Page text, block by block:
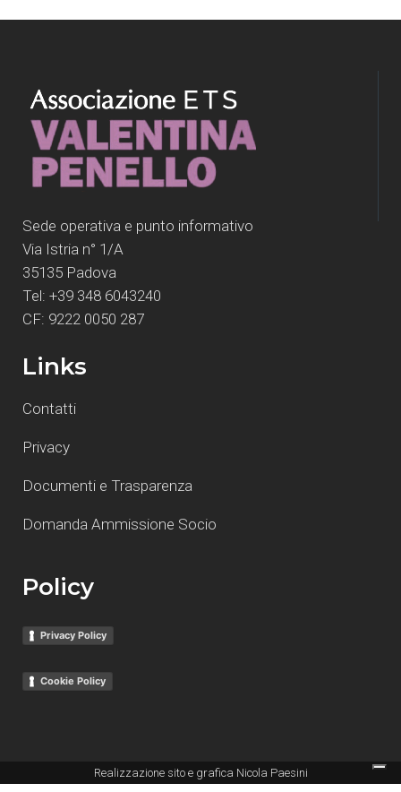
Sede operativa e punto informativo
Via Istria n° 1/A
35135 Padova
Tel: +39 348 6043240
CF: 9222 0050 287
Links
Contatti
Privacy
Documenti e Trasparenza
Domanda Ammissione Socio
Policy
Privacy Policy
Cookie Policy
Realizzazione sito e grafica Nicola Paesini